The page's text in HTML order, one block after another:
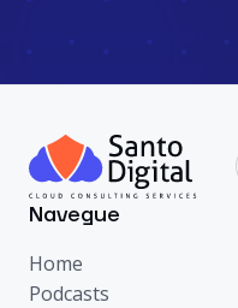
Navegue
Home
Podcasts